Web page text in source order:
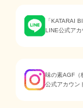
「KATARAI
LINE公式アカ
味の素AGF（
公式アカウン